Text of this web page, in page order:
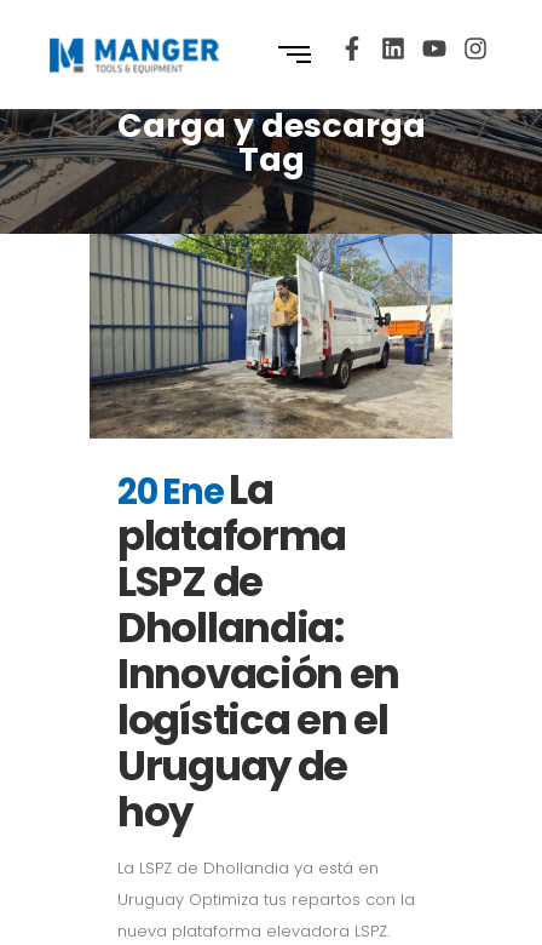
Carga y descarga
Tag
20 EneLa
plataforma
LSPZ de
Dhollandia:
Innovación en
logística en el
Uruguay de
hoy
La LSPZ de Dhollandia ya está en
Uruguay Optimiza tus repartos con la
nueva plataforma elevadora LSPZ.